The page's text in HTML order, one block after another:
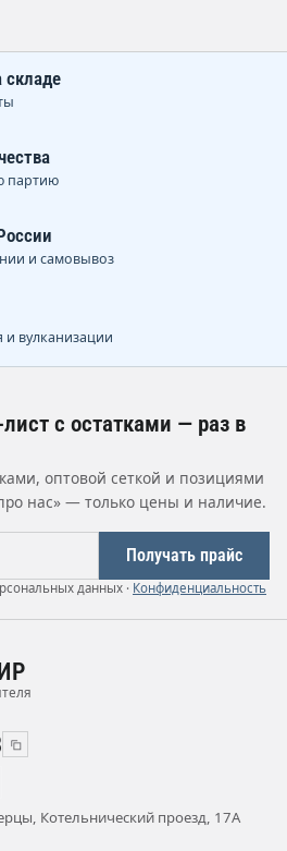
складе
партию
и самовывоз
и вулканизации
с остатками — раз в
оптовой сеткой и позициями
нас» — только цены и наличие.
Получать прайс
данных · Конфиденциальность
Котельнический проезд, 17А